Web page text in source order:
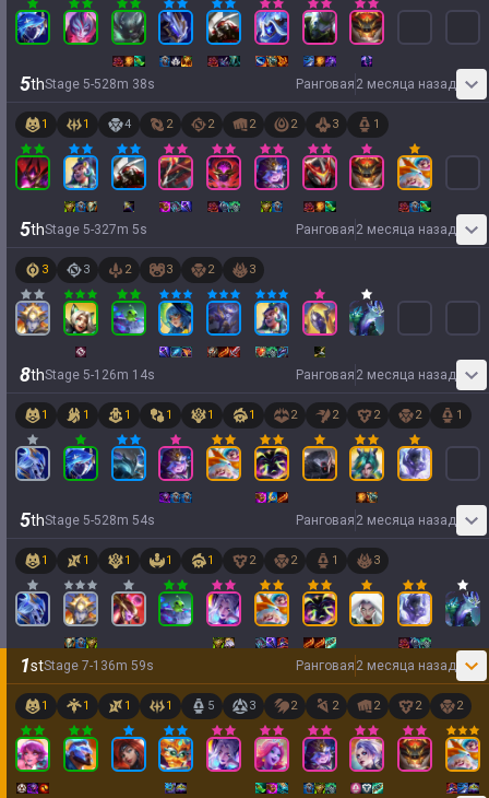
5thStage 5-528m 38s Ранговая 2 месяца назад
1 1 4 2 2 2 2 3 1
5thStage 5-327m 5s Ранговая 2 месяца назад
3 3 2 3 2 3
8thStage 5-1 26m 14s Ранговая 2 месяца назад
1 1 1 1 1 1 2 2 2 2 1
5thStage 5-528m 54s Ранговая 2 месяца назад
1 1 1 1 1 2 2 1 3
1stStage 7-1 36m 59s Ранговая 2 месяца назад
1 1 1 1 5 3 2 2 2 2 2